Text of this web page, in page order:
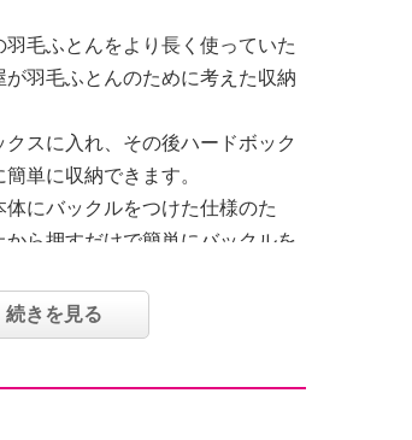
羽毛ふとんをより長く使っていた
羽毛ふとんのために考えた収納
スに入れ、その後ハードボック
単に収納できます。
にバックルをつけた仕様のた
ら押すだけで簡単にバックルを
しやすいサイズで作製している
続きを見る